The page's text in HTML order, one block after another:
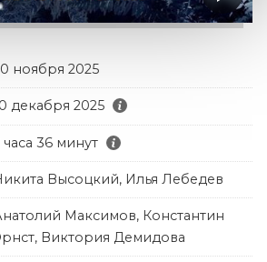
ноября 2025
декабря 2025
часа 36 минут
Высоцкий, Илья Лебедев
Максимов, Константин
Виктория Демидова